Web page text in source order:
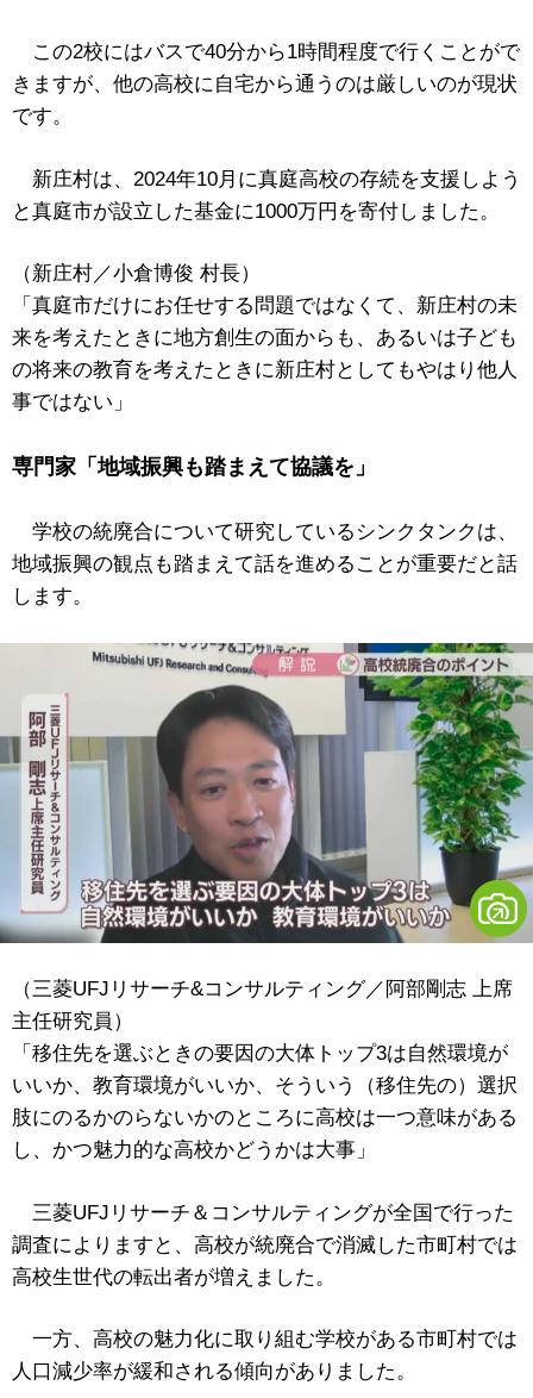
この2校にはバスで40分から1時間程度で行くことがで
きますが、他の高校に自宅から通うのは厳しいのが現状
です。
新庄村は、2024年10月に真庭高校の存続を支援しよう
と真庭市が設立した基金に1000万円を寄付しました。
（新庄村／小倉博俊 村長）
「真庭市だけにお任せする問題ではなくて、新庄村の未
来を考えたときに地方創生の面からも、あるいは子ども
の将来の教育を考えたときに新庄村としてもやはり他人
事ではない」
専門家「地域振興も踏まえて協議を」
学校の統廃合について研究しているシンクタンクは、
地域振興の観点も踏まえて話を進めることが重要だと話
します。
（三菱UFJリサーチ&コンサルティング／阿部剛志 上席
主任研究員）
「移住先を選ぶときの要因の大体トップ3は自然環境が
いいか、教育環境がいいか、そういう（移住先の）選択
肢にのるかのらないかのところに高校は一つ意味がある
し、かつ魅力的な高校かどうかは大事」
三菱UFJリサーチ＆コンサルティングが全国で行った
調査によりますと、高校が統廃合で消滅した市町村では
高校生世代の転出者が増えました。
一方、高校の魅力化に取り組む学校がある市町村では
人口減少率が緩和される傾向がありました。